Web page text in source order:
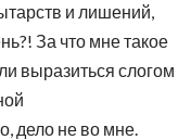
и лишений,
За что мне такое
выразиться слогом
дело не во мне.